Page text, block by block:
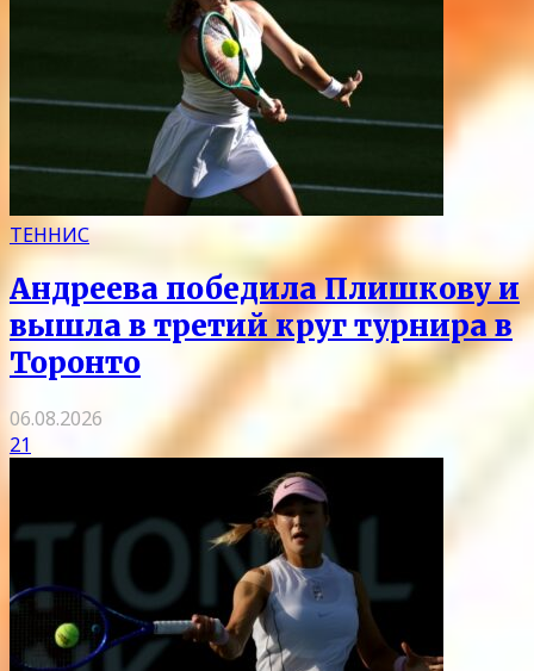
ТЕННИС
Андреева победила Плишкову и
вышла в третий круг турнира в
Торонто
06.08.2026
21